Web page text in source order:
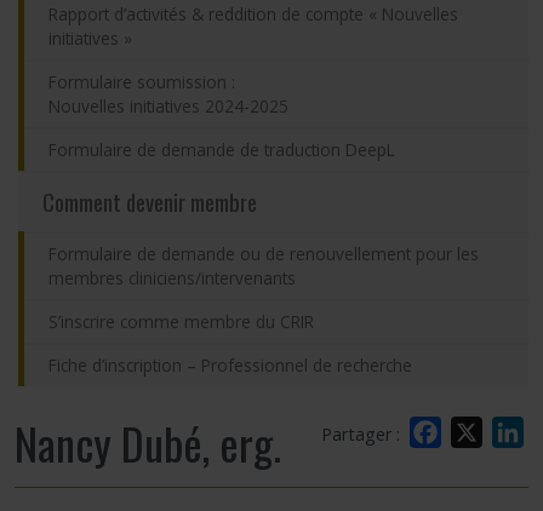
Espace membre
Rapport d’activités & reddition de compte « Nouvelles
initiatives »
Formulaire soumission :
Nouvelles initiatives 2024-2025
Formulaire de demande de traduction DeepL
Comment devenir membre
Formulaire de demande ou de renouvellement pour les
membres cliniciens/intervenants
S’inscrire comme membre du CRIR
Fiche d’inscription – Professionnel de recherche
Partager : Facebook
Nancy Dubé, erg.